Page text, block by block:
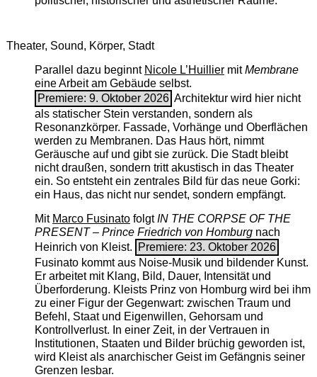
Theater, Sound, Körper, Stadt
Parallel dazu beginnt Nicole L’Huilliermit ­Membrane
eine Arbeit am Gebäude selbst.
Premiere: 9. Oktober 2026 Architektur wird hier nicht
als statischer Stein verstanden, sondern als
Resonanzkörper. Fassade, Vorhänge und Oberflächen
werden zu Membranen. Das Haus hört, nimmt
Geräusche auf und gibt sie zurück. Die Stadt bleibt
nicht draußen, sondern tritt akustisch in das Theater
ein. So entsteht ein zentrales Bild für das neue Gorki:
ein Haus, das nicht nur sendet, sondern empfängt.
Mit Marco FusinatofolgtIN THE CORPSE OF THE
PRESENT – Prince Friedrich von Homburgnach
Heinrich von Kleist.
Premiere: 23. Oktober 2026
Fusinato kommt aus Noise-Musik und bildender Kunst.
Er arbeitet mit Klang, Bild, Dauer, Intensität und
Überforderung. Kleists Prinz von Homburg wird bei ihm
zu einer Figur der Gegenwart: zwischen Traum und
Befehl, Staat und Eigenwillen, Gehorsam und
Kontrollverlust. In einer Zeit, in der Vertrauen in
Institutionen, Staaten und Bilder brüchig geworden ist,
wird Kleist als anarchischer Geist im Gefängnis seiner
Grenzen lesbar.